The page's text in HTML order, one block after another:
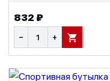
832 ₽
− + В КОРЗИНУ